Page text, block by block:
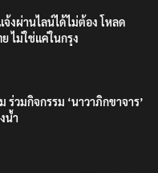
จ้งผ่านไลน์ได้ไม่ต้อง โหลด
ไม่ใช่แค่ในกรุง
วมกิจกรรม ‘นาวาภิกขาจาร’
น้ำ